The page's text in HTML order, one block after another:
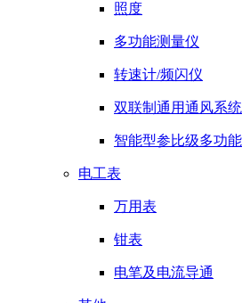
照度
多功能测量仪
转速计/频闪仪
双联制通用通风系
智能型参比级多功
电工表
万用表
钳表
电笔及电流导通